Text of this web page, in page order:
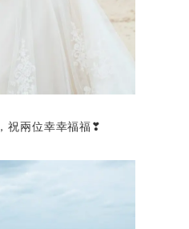
祝兩位幸幸福福❣